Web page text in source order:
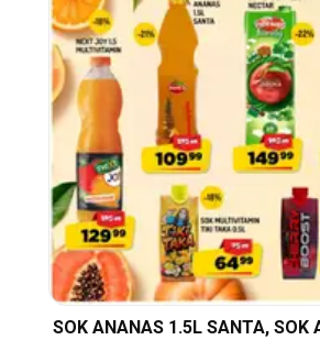
SOK ANANAS 1.5L SANTA, SOK